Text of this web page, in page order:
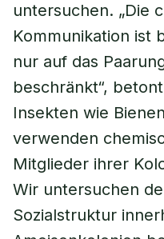
untersuchen. „Die
Kommunikation ist
nur auf das
beschränkt“,
Insekten wie
verwenden
Mitglieder ihrer
Wir untersuchen
Sozialstruktur